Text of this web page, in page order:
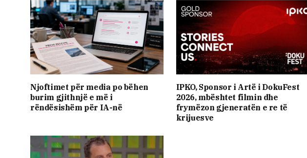
Njoftimet për media po bëhen
burim gjithnjë e më i
rëndësishëm për IA-në
IPKO, Sponsor i Artë i DokuFest
2026, mbështet filmin dhe
frymëzon gjeneratën e re të
krijuesve